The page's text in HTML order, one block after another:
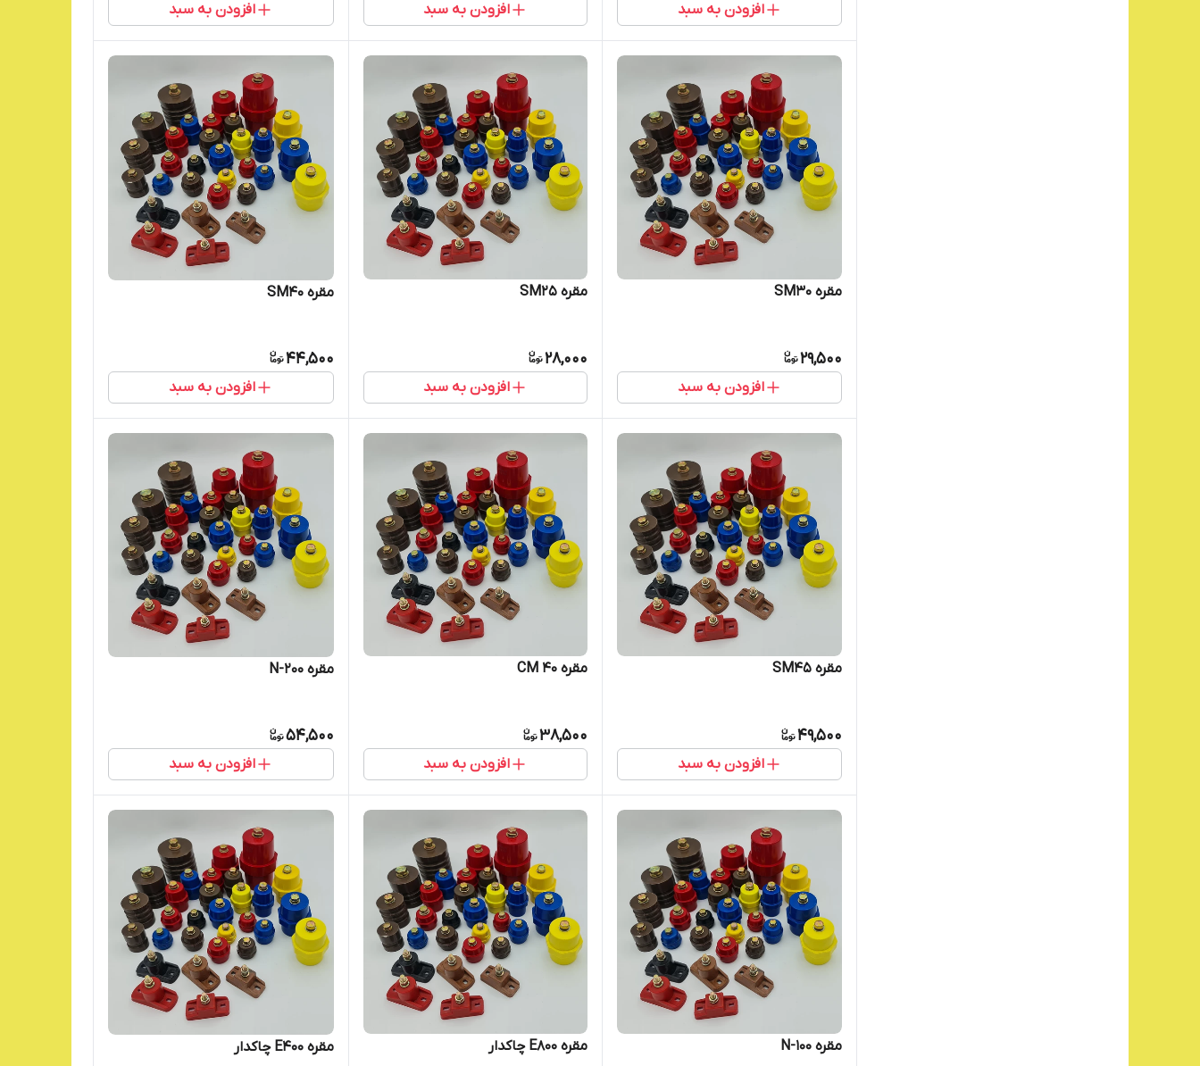
افزودن به سبد افزودن به سبد افزودن به سبد
مقره SM30
29,500
افزودن به سبد
مقره SM25
28,000
افزودن به سبد
مقره SM40
44,500
افزودن به سبد
مقره SM45
49,500
افزودن به سبد
مقره CM 40
38,500
افزودن به سبد
مقره N-200
54,500
افزودن به سبد
مقره N-100 مقره E800 چاکدار مقره E400 چاکدار